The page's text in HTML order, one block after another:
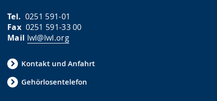
Tel. 0251 591-01
Fax0251 591-33 00
Mail lwl@lwl.org
Kontakt und Anfahrt
Gehörlosentelefon